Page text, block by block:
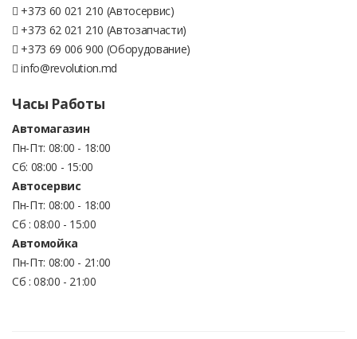
+373 60 021 210 (Автосервис)
+373 62 021 210 (Автозапчасти)
+373 69 006 900 (Оборудование)
info@revolution.md
Часы Работы
Автомагазин
Пн-Пт: 08:00 - 18:00
Сб: 08:00 - 15:00
Автосервис
Пн-Пт: 08:00 - 18:00
Сб : 08:00 - 15:00
Автомойка
Пн-Пт: 08:00 - 21:00
Сб : 08:00 - 21:00